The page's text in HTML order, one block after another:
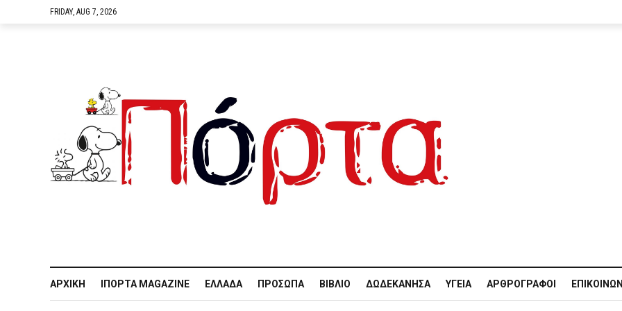
FRIDAY, AUG 7, 2026
ΑΡΧΙΚΉ IΠΌΡΤΑ MAGAZINE ΕΛΛΆΔΑ ΠΡΌΣΩΠΑ ΒΙΒΛΊΟ ΔΩΔΕΚΆΝΗΣΑ ΥΓΕΊΑ ΑΡΘΡΟΓΡΆΦΟΙ